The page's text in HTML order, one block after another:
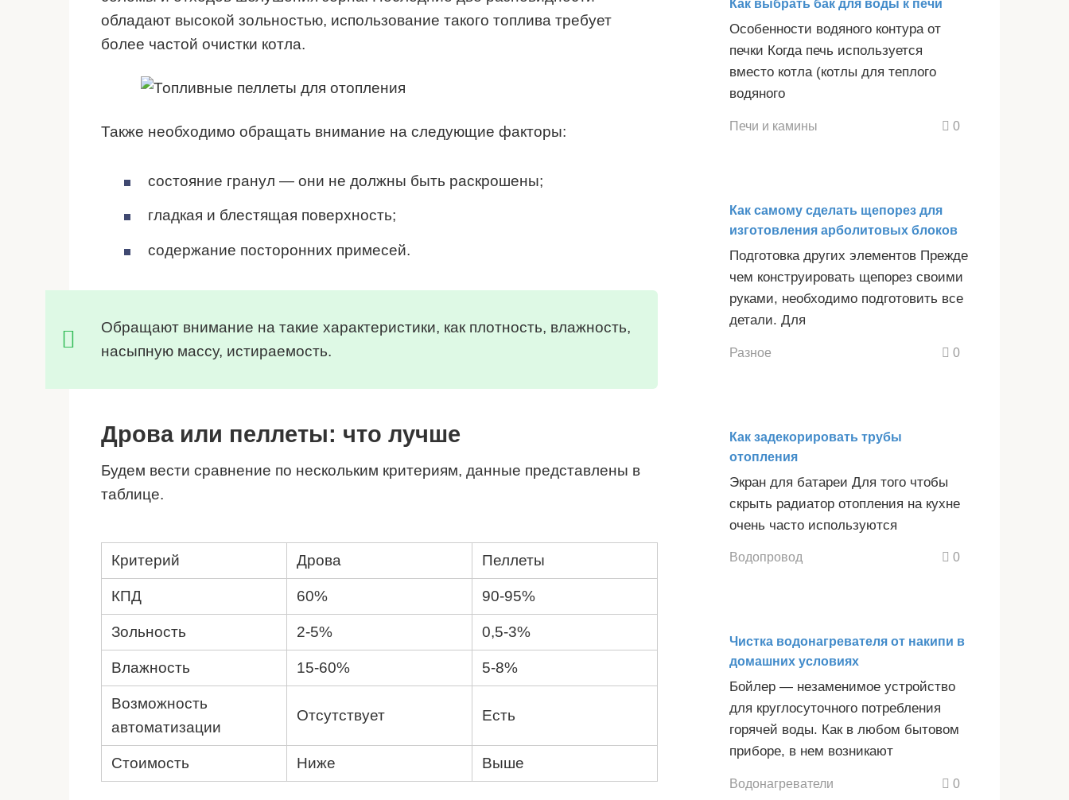
обладают высокой зольностью, использование такого топлива требует
более частой очистки котла.
Также необходимо обращать внимание на следующие факторы:
состояние гранул — они не должны быть раскрошены;
гладкая и блестящая поверхность;
содержание посторонних примесей.
Обращают внимание на такие характеристики, как плотность, влажность,
насыпную массу, истираемость.
Дрова или пеллеты: что лучше
Будем вести сравнение по нескольким критериям, данные представлены в
таблице.
Критерий Дрова Пеллеты
КПД 60% 90-95%
Зольность 2-5% 0,5-3%
Влажность 15-60% 5-8%
Возможность
автоматизации
Отсутствует Есть
Стоимость Ниже Выше
Как выбрать бак для воды к печи
Особенности водяного контура от
печки Когда печь используется
вместо котла (котлы для теплого
водяного
Печи и камины 0
Как самому сделать щепорез для
изготовления арболитовых блоков
Подготовка других элементов Прежде
чем конструировать щепорез своими
руками, необходимо подготовить все
детали. Для
Разное 0
Как задекорировать трубы
отопления
Экран для батареи Для того чтобы
скрыть радиатор отопления на кухне
очень часто используются
Водопровод 0
Чистка водонагревателя от накипи в
домашних условиях
Бойлер — незаменимое устройство
для круглосуточного потребления
горячей воды. Как в любом бытовом
приборе, в нем возникают
Водонагреватели 0